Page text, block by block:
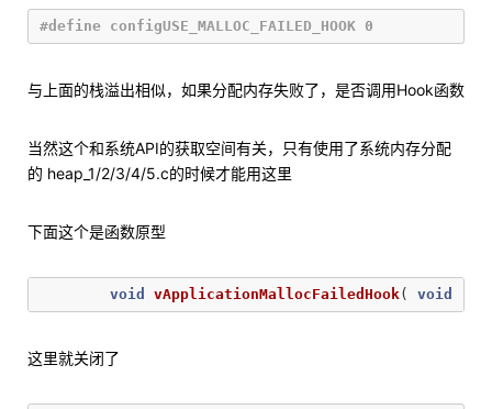
与上面的栈溢出相似，如果分配内存失败了，是否调用Hook函数
当然这个和系统API的获取空间有关，只有使用了系统内存分配
的 heap_1/2/3/4/5.c的时候才能用这里
下面这个是函数原型
void vApplicationMallocFailedHook( void
这里就关闭了